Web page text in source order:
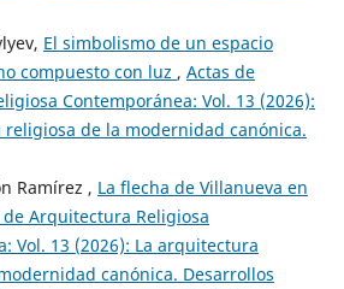
El simbolismo de un espacio
compuesto con luz , Actas de
Contemporánea: Vol. 13 (2026):
de la modernidad canónica.
Ramírez , La flecha de Villanueva en
de Arquitectura Religiosa
Vol. 13 (2026): La arquitectura
canónica. Desarrollos